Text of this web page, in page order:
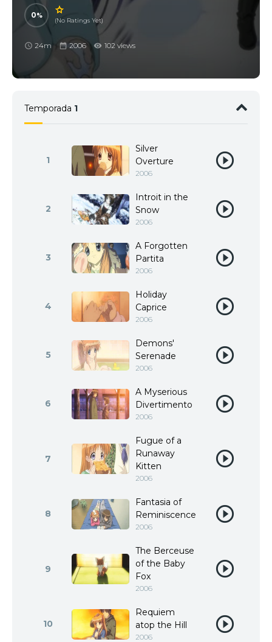
0
(No Ratings Yet)
24m 2006 102 views
Temporada 1
1
Silver
Overture
2006
2
Introit in the
Snow
2006
3
A Forgotten
Partita
2006
4
Holiday
Caprice
2006
5
Demons'
Serenade
2006
6
A Myserious
Divertimento
2006
7
Fugue of a
Runaway
Kitten
2006
8
Fantasia of
Reminiscence
2006
9
The Berceuse
of the Baby
Fox
2006
10
Requiem
atop the Hill
2006